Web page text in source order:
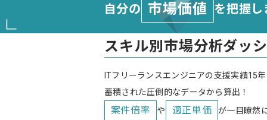
自分の 市場価値 を把握
スキル別市場分析ダッ
ITフリーランスエンジニアの支援実績15
蓄積された圧倒的なデータから算出！
案件倍率 や 適正単価 が一目瞭然